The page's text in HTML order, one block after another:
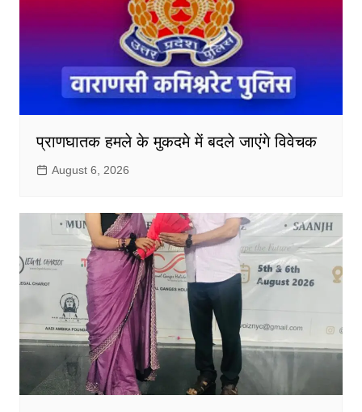
प्राणघातक हमले के मुकदमे में बदले जाएंगे विवेचक
August 6, 2026